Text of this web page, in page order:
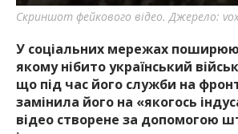
Скриншот фейкового відео. Джерело:
У соціальних мережах
якому нібито український
що під час його служби на
замінила його на «якогось
відео створене за допомогою